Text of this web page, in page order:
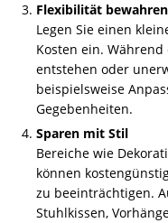
Flexibilität bewahren
Legen Sie einen
Kosten ein.
entstehen oder
beispielsweise
Gegebenheiten.
Sparen mit Stil
Bereiche wie
können
zu beeinträchtigen.
Stuhlkissen,